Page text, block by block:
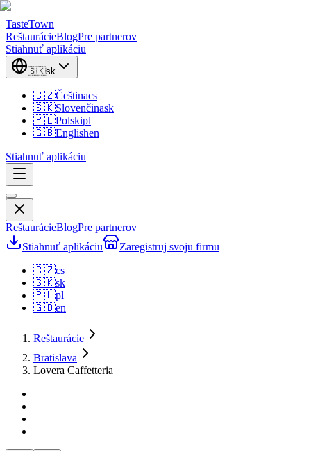
TasteTown
ReštaurácieBlogPre partnerov
Stiahnuť aplikáciu
🇸🇰sk
🇨🇿Češtinacs
🇸🇰Slovenčinask
🇵🇱Polskipl
🇬🇧Englishen
Stiahnuť aplikáciu
ReštaurácieBlogPre partnerov
Stiahnuť aplikáciu
Zaregistruj svoju firmu
🇨🇿cs
🇸🇰sk
🇵🇱pl
🇬🇧en
Reštaurácie
Bratislava
Lovera Caffetteria